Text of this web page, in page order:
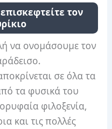
τον
να ονομάσουμε τον
σε όλα τα
τα φυσικά του
φιλοξενία,
και τις πολλές